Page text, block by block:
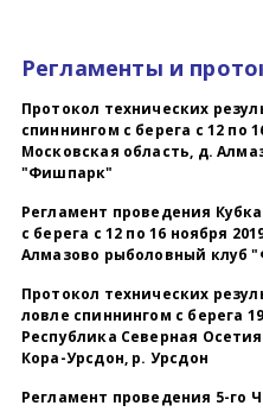
Регламенты и
Протокол технических
спиннингом с берега с 12 по
Московская область, д.
"Фишпарк"
Регламент проведения
с берега с 12 по 16 ноября
Алмазово рыболовный клуб
Протокол технических
ловле спиннингом с берега
Республика Северная
Кора-Урсдон, р. Урсдон
Регламент проведения 5-го